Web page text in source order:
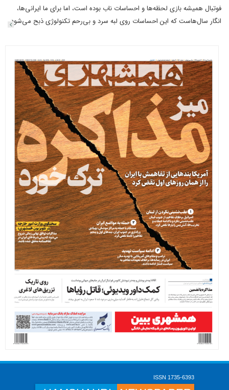
فوتبال همیشه بازی لحظه‌ها و احساسات ناب بوده است، اما برای ما ایرانی‌ها،
انگار سال‌هاست که این احساسات روی لبه سرد و بی‌رحم تکنولوژی ذبح می‌شود.
ISSN 1735-6393